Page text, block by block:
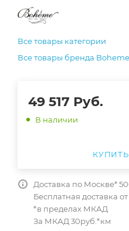
Все товары категории
Все товары бренда Boheme
49 517 Руб.
В наличии
Доставка по Москве*
Бесплатная доставка
*в пределах МКАД
За МКАД 30руб.*км